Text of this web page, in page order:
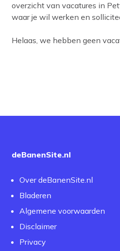
overzicht van vacatures in
waar je wil werken en
Helaas, we hebben geen
deBanenSite.nl
Over deBanenSite.nl
Bladeren
Algemene voorwaarden
Disclaimer
Privacy